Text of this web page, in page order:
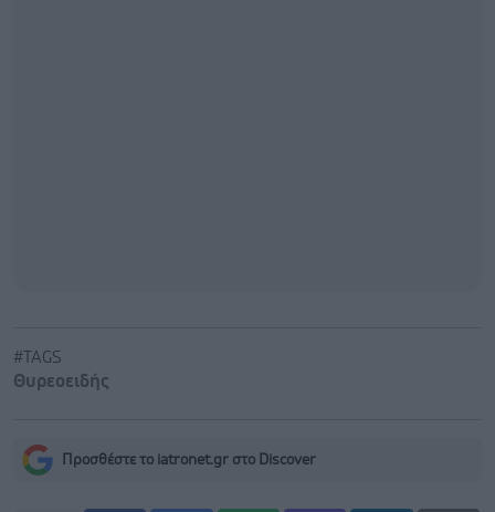
#TAGS
Θυρεοειδής
Προσθέστε το iatronet.gr στο Discover